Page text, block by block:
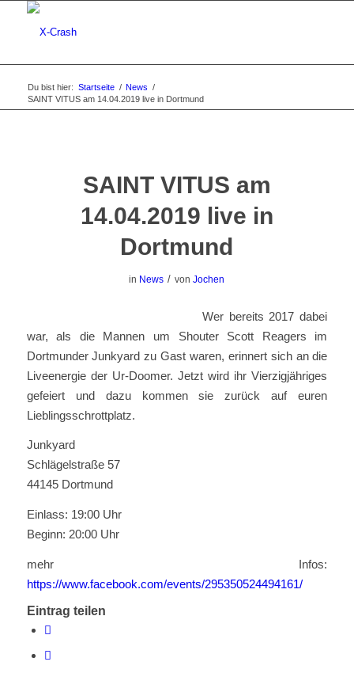
Du bist hier: Startseite / News /
SAINT VITUS am 14.04.2019 live in Dortmund
SAINT VITUS am
14.04.2019 live in
Dortmund
in News / vonJochen
Wer bereits 2017 dabei
war, als die Mannen um Shouter Scott Reagers im
Dortmunder Junkyard zu Gast waren, erinnert sich an die
Liveenergie der Ur-Doomer. Jetzt wird ihr Vierzigjähriges
gefeiert und dazu kommen sie zurück auf euren
Lieblingsschrottplatz.
Junkyard
Schlägelstraße 57
44145 Dortmund
Einlass: 19:00 Uhr
Beginn: 20:00 Uhr
mehr Infos:
https://www.facebook.com/events/295350524494161/
Eintrag teilen